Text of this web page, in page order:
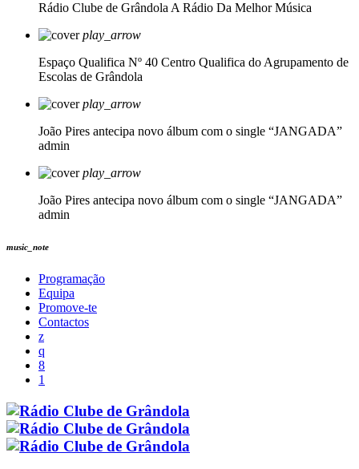
Rádio Clube de Grândola A Rádio Da Melhor Música
play_arrow
Espaço Qualifica Nº 40 Centro Qualifica do Agrupamento de
Escolas de Grândola
play_arrow
João Pires antecipa novo álbum com o single “JANGADA”
admin
play_arrow
João Pires antecipa novo álbum com o single “JANGADA”
admin
music_note
Programação
Equipa
Promove-te
Contactos